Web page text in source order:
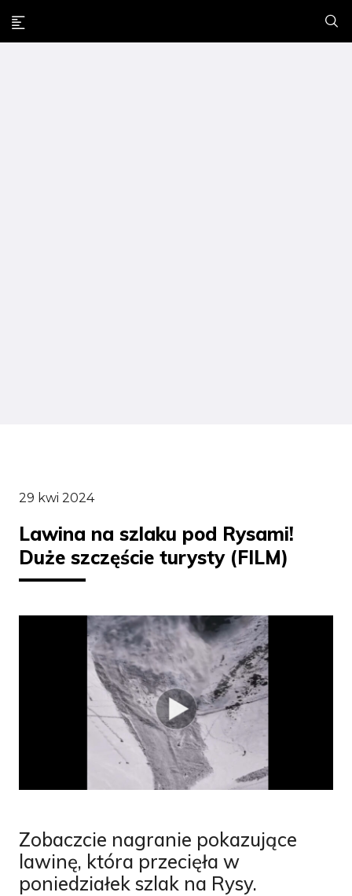
29 kwi 2024
Lawina na szlaku pod Rysami!
Duże szczęście turysty (FILM)
Zobaczcie nagranie pokazujące
lawinę, która przecięła w
poniedziałek szlak na Rysy.